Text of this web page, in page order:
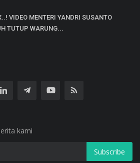
VIDEO MENTERI YANDRI SUSANTO
TUTUP WARUNG...
kami
Subscribe